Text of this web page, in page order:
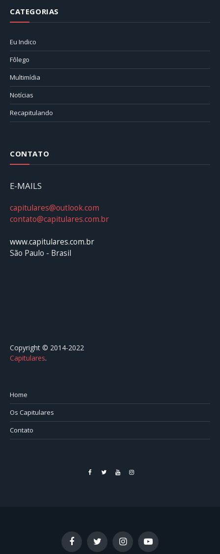
CATEGORIAS
Eu Indico
Fôlego
Multimídia
Notícias
Recapitulando
CONTATO
E-MAILS
capitulares@outlook.com
contato@capitulares.com.br
www.capitulares.com.br
São Paulo - Brasil
Copyright © 2014-2022
Capitulares.⠀⠀⠀⠀⠀⠀⠀⠀⠀⠀⠀⠀⠀⠀⠀⠀⠀⠀⠀⠀⠀⠀⠀⠀⠀⠀⠀
Home
Os Capitulares
Contato
FacebookTwitterYouTubeInstagram
FacebookTwitter InstagramYouTube